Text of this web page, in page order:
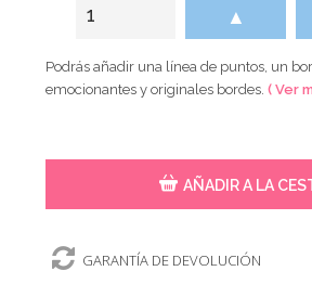
▲
Podrás añadir una línea de puntos, un
emocionantes y originales bordes.( Ver
AÑADIR A LA
GARANTÍA DE DEVOLUCIÓN